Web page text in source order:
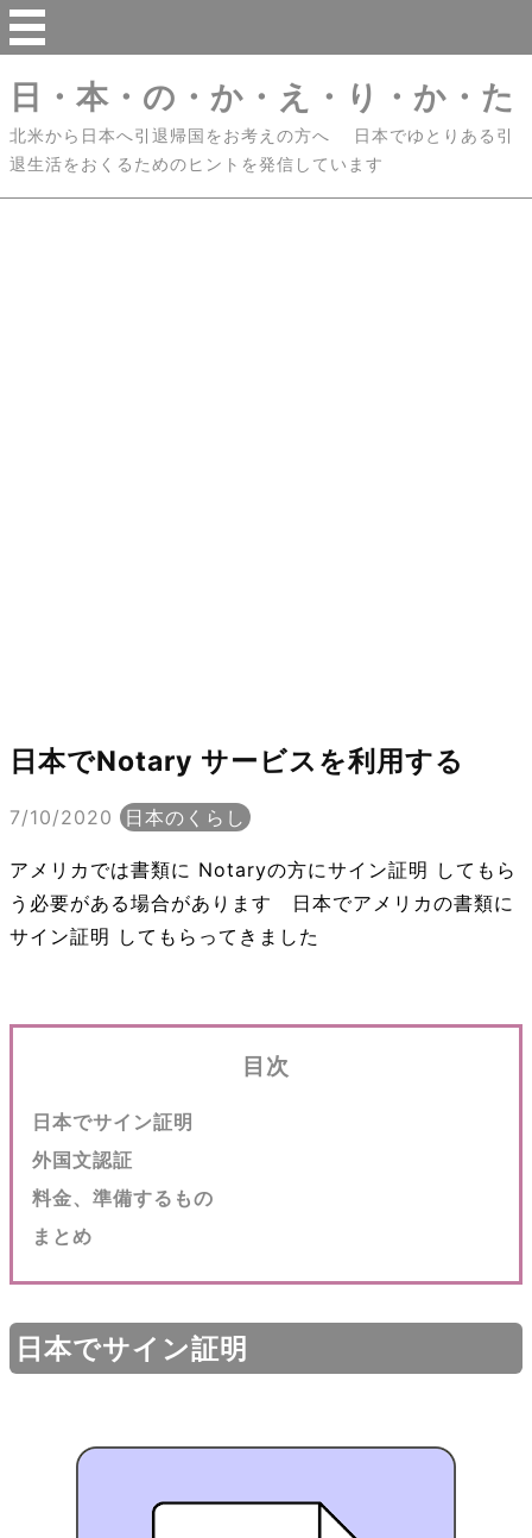
日・本・の・か・え・り・か・た
北米から日本へ引退帰国をお考えの方へ 日本でゆとりある引
退生活をおくるためのヒントを発信しています
日本でNotary サービスを利用する
7/10/2020 日本のくらし
アメリカでは書類に Notaryの方にサイン証明 してもら
う必要がある場合があります 日本でアメリカの書類に
サイン証明 してもらってきました
目次
日本でサイン証明
外国文認証
料金、準備するもの
まとめ
日本でサイン証明